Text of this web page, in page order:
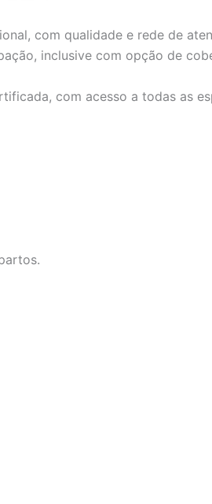
com qualidade e rede de
inclusive com opção de
com acesso a todas as